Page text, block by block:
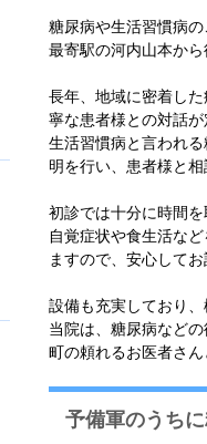
糖尿病や生活習慣病
最寄駅の河内山本か
長年、地域に密着し
寧な患者様との対話が
生活習慣病と言われ
明を行い、患者様と
初診では十分に時間を
自覚症状や食生活な
ますので、安心してお
設備も充実しており、
当院は、糖尿病など
町の頼れるお医者さん
予備軍のうち